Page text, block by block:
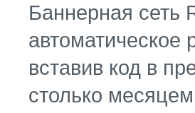
Баннерная сеть
вставив код в
столько